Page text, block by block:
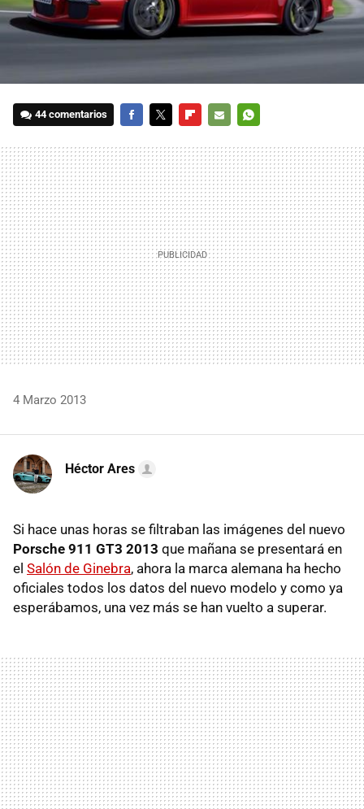
44 comentarios
MAIL
4 Marzo 2013
Héctor Ares
Si hace unas horas se filtraban las imágenes del nuevo
Porsche 911 GT3 2013 que mañana se presentará en
el Salón de Ginebra, ahora la marca alemana ha hecho
oficiales todos los datos del nuevo modelo y como ya
esperábamos, una vez más se han vuelto a superar.